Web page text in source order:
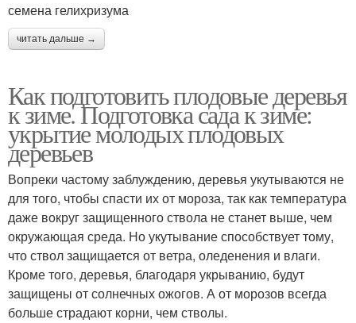
семена гелихризума
читать дальше →
Как подготовить плодовые деревья
к зиме. Подготовка сада к зиме:
укрытие молодых плодовых
деревьев
Вопреки частому заблуждению, деревья укутываются не
для того, чтобы спасти их от мороза, так как температура
даже вокруг защищенного ствола не станет выше, чем
окружающая среда. Но укутывание способствует тому,
что ствол защищается от ветра, оледенения и влаги.
Кроме того, деревья, благодаря укрыванию, будут
защищены от солнечных ожогов. А от морозов всегда
больше страдают корни, чем стволы.